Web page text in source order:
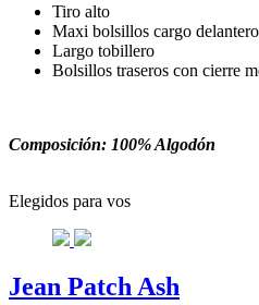
Tiro alto
Maxi bolsillos cargo
Largo tobillero
Bolsillos traseros con cierre
Composición: 100% Algodón
Elegidos para vos
Jean Patch Ash